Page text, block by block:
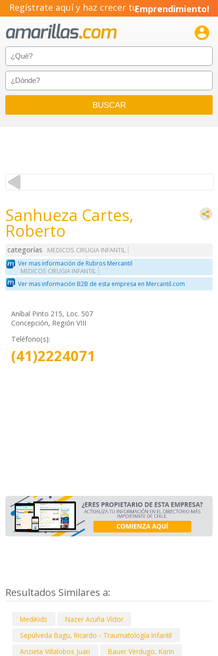
Regístrate aquí y haz crecer tuEmprendimiento!

Sanhueza Cartes,
Roberto
categorías
MEDICOS CIRUGIA INFANTIL
Ver mas información de Rubros Mercantil
MEDICOS CIRUGIA INFANTIL
Ver mas información B2B de esta empresa en Mercantil.com
Aníbal Pinto 215, Loc. 507
Concepción, Región VIII
Teléfono(s):
(41)2224071
Resultados Similares a:
MediKids
Nazer Acuña Víctor
Sepúlveda Bagu, Ricardo - Traumatología Infantil
Anzieta Villalobos Juan
Bauer Verdugo, Karin